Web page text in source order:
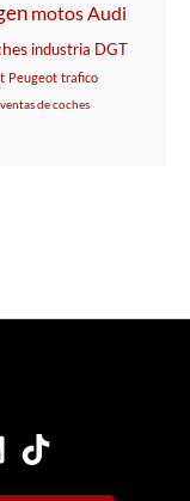
motosAudi
industria DGT
Peugeot trafico
ventas de coches